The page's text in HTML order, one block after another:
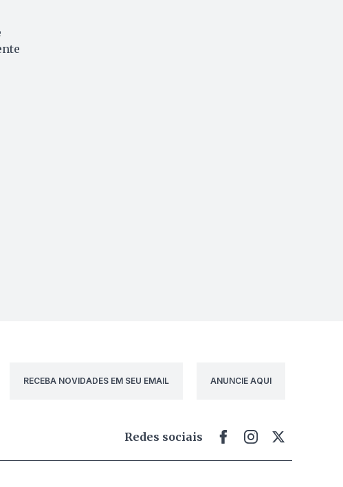
RECEBA NOVIDADES EM SEU EMAIL ANUNCIE AQUI
Redes sociais